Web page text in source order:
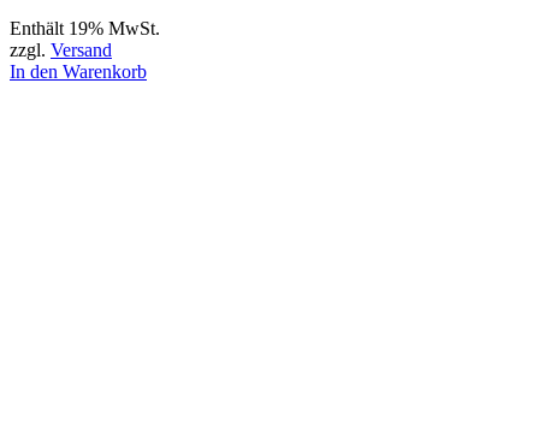
Enthält 19% MwSt.
zzgl. Versand
In den Warenkorb